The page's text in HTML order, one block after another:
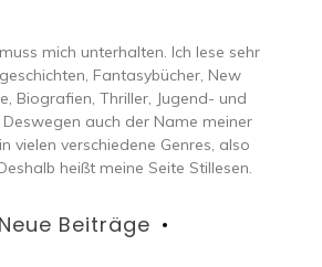
mich unterhalten. Ich lese sehr
Fantasybücher, New
Biografien, Thriller, Jugend- und
Deswegen auch der Name meiner
vielen verschiedene Genres, also
heißt meine Seite Stillesen.
Neue Beiträge